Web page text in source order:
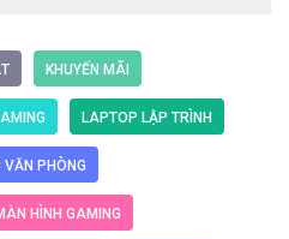
KHUYẾN MÃI
LAPTOP LẬP TRÌNH
PHÒNG
HÌNH GAMING